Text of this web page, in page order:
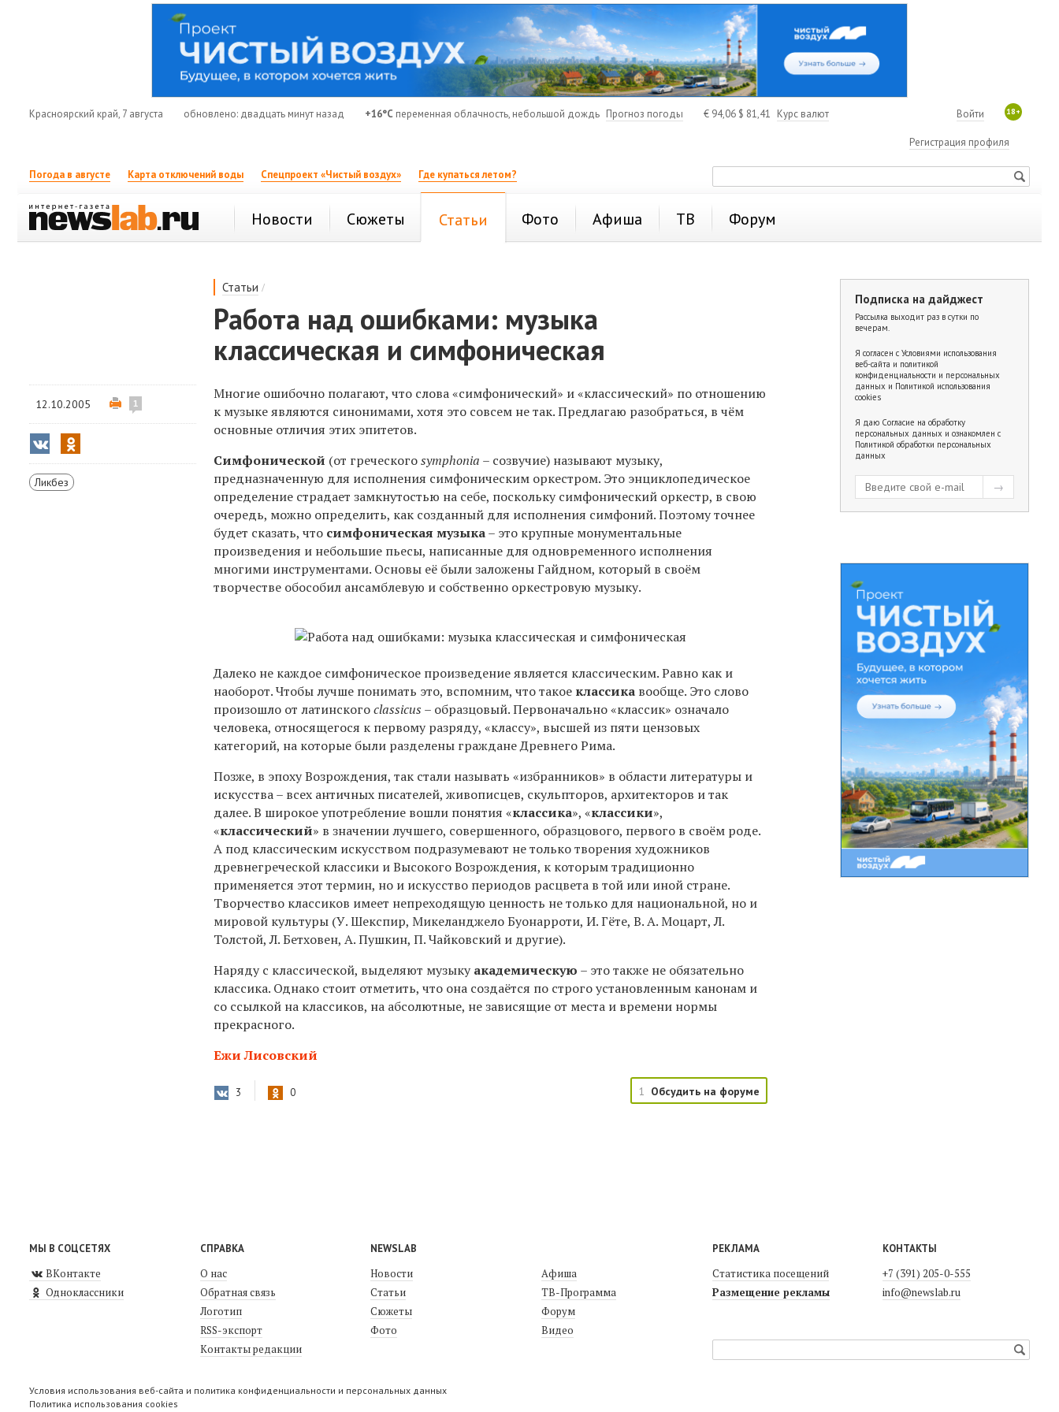
Красноярский край, 7 августа обновлено: двадцать минут назад +16°C переменная облачность, небольшой дождь Прогноз погоды € 94,06 $ 81,41 Курс валют 18+
Войти
Регистрация профиля
Погода в августе Карта отключений воды Спецпроект «Чистый воздух» Где купаться летом?
Новости Сюжеты Статьи Фото Афиша ТВ Форум
Статьи /
Работа над ошибками: музыка
классическая и симфоническая
12.10.2005 1
Ликбез
Многие ошибочно полагают, что слова «симфонический» и «классический» по отношению
к музыке являются синонимами, хотя это совсем не так. Предлагаю разобраться, в чём
основные отличия этих эпитетов.
Симфонической (от греческогоsymphonia – созвучие) называют музыку,
предназначенную для исполнения симфоническим оркестром. Это энциклопедическое
определение страдает замкнутостью на себе, поскольку симфонический оркестр, в свою
очередь, можно определить, как созданный для исполнения симфоний. Поэтому точнее
будет сказать, что симфоническая музыка– это крупные монументальные
произведения и небольшие пьесы, написанные для одновременного исполнения
многими инструментами. Основы её были заложены Гайдном, который в своём
творчестве обособил ансамблевую и собственно оркестровую музыку.
Далеко не каждое симфоническое произведение является классическим. Равно как и
наоборот. Чтобы лучше понимать это, вспомним, что такое классика вообще. Это слово
произошло от латинскогоclassicus – образцовый. Первоначально «классик» означало
человека, относящегося к первому разряду, «классу», высшей из пяти цензовых
категорий, на которые были разделены граждане Древнего Рима.
Позже, в эпоху Возрождения, так стали называть «избранников» в области литературы и
искусства – всех античных писателей, живописцев, скульпторов, архитекторов и так
далее. В широкое употребление вошли понятия «классика», «классики»,
«классический» в значении лучшего, совершенного, образцового, первого в своём роде.
А под классическим искусством подразумевают не только творения художников
древнегреческой классики и Высокого Возрождения, к которым традиционно
применяется этот термин, но и искусство периодов расцвета в той или иной стране.
Творчество классиков имеет непреходящую ценность не только для национальной, но и
мировой культуры (У. Шекспир, Микеланджело Буонарроти, И. Гёте, В. А. Моцарт, Л.
Толстой, Л. Бетховен, А. Пушкин, П. Чайковский и другие).
Наряду с классической, выделяют музыкуакадемическую – это также не обязательно
классика. Однако стоит отметить, что она создаётся по строго установленным канонам и
со ссылкой на классиков, на абсолютные, не зависящие от места и времени нормы
прекрасного.
Ежи Лисовский
3 0 1 Обсудить на форуме
Подписка на дайджест
Рассылка выходит раз в сутки по
вечерам.
Я согласен с Условиями использования
веб-сайта и политикой
конфиденциальности и персональных
данных и Политикой использования
cookies
Я даю Согласие на обработку
персональных данных и ознакомлен с
Политикой обработки персональных
данных
МЫ В СОЦСЕТЯХ
ВКонтакте
Одноклассники
СПРАВКА
О нас
Обратная связь
Логотип
RSS-экспорт
Контакты редакции
NEWSLAB
Новости
Статьи
Сюжеты
Фото
Афиша
ТВ-Программа
Форум
Видео
РЕКЛАМА
Статистика посещений
Размещение рекламы
КОНТАКТЫ
+7 (391) 205-0-555
info@newslab.ru
Условия использования веб-сайта и политика конфиденциальности и персональных данных
Политика использования cookies